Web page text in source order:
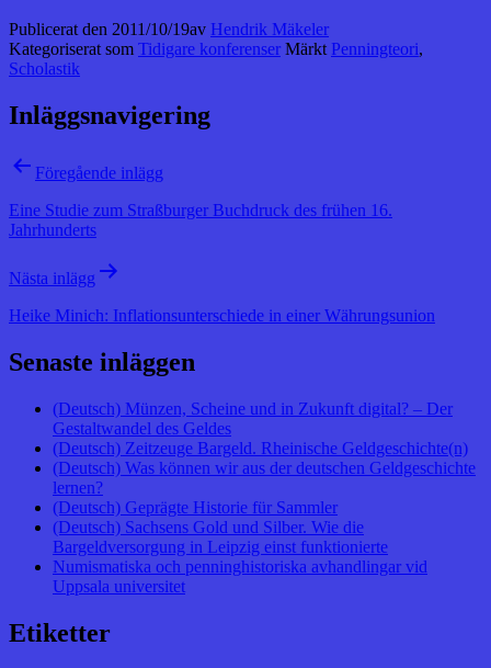
Publicerat den 2011/10/19av Hendrik Mäkeler
Kategoriserat som Tidigare konferenser Märkt Penningteori,
Scholastik
Inläggsnavigering
Föregående inlägg
Eine Studie zum Straßburger Buchdruck des frühen 16.
Jahrhunderts
Nästa inlägg
Heike Minich: Inflationsunterschiede in einer Währungsunion
Senaste inläggen
(Deutsch) Münzen, Scheine und in Zukunft digital? – Der
Gestaltwandel des Geldes
(Deutsch) Zeitzeuge Bargeld. Rheinische Geldgeschichte(n)
(Deutsch) Was können wir aus der deutschen Geldgeschichte
lernen?
(Deutsch) Geprägte Historie für Sammler
(Deutsch) Sachsens Gold und Silber. Wie die
Bargeldversorgung in Leipzig einst funktionierte
Numismatiska och penninghistoriska avhandlingar vid
Uppsala universitet
Etiketter